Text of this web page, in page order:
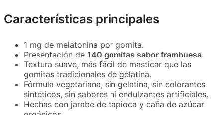
Características principales
1 mg de melatonina por gomita.
Presentación de 140 gomitas sabor frambuesa.
Textura suave, más fácil de masticar que las
gomitas tradicionales de gelatina.
Fórmula vegetariana, sin gelatina, sin colorantes
sintéticos, sin sabores ni endulzantes artificiales.
Hechas con jarabe de tapioca y caña de azúcar